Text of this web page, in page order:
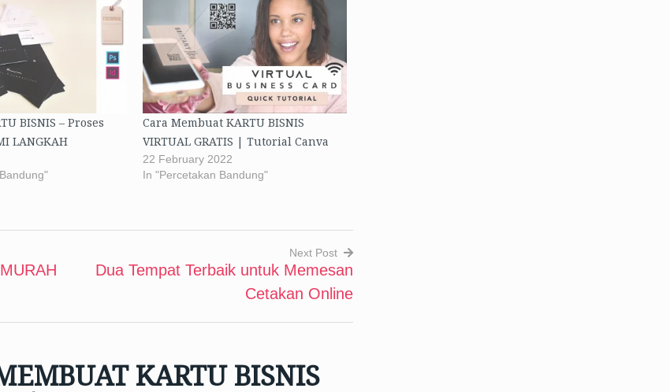
BISNIS – Proses
LANGKAH
Cara Membuat KARTU BISNIS
VIRTUAL GRATIS | Tutorial Canva
22 February 2022
In "Percetakan Bandung"
Next Post
Dua Tempat Terbaik untuk Memesan
Cetakan Online
KARTU BISNIS